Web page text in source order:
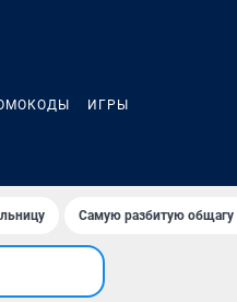
ИГРЫ
Самую разбитую